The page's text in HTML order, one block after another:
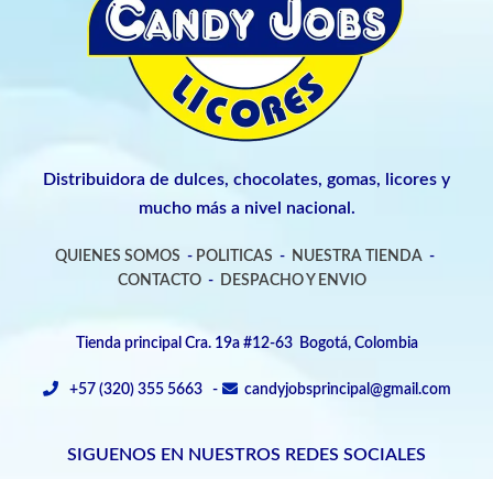
Distribuidora de dulces, chocolates, gomas, licores y
mucho más a nivel nacional.
QUIENES SOMOS - POLITICAS - NUESTRA TIENDA -
CONTACTO- DESPACHO Y ENVIO
Tienda principal Cra. 19a #12-63 Bogotá, Colombia
+57 (320) 355 5663 - candyjobsprincipal@gmail.com
SIGUENOS EN NUESTROS REDES SOCIALES